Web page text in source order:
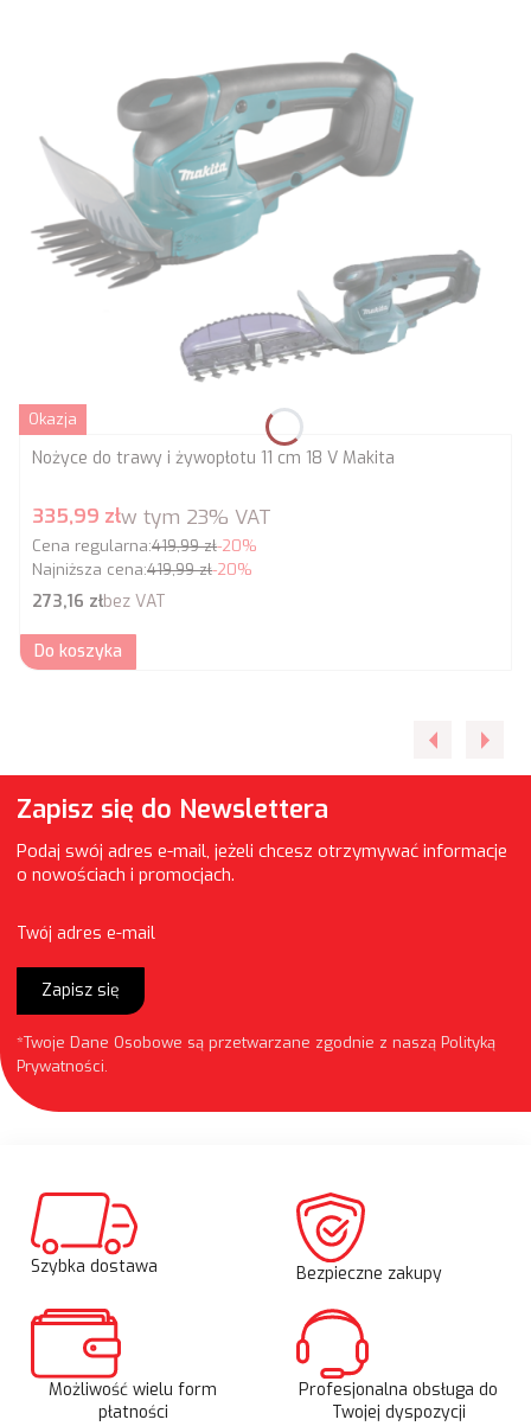
Okazja
Nożyce do trawy i żywopłotu 11 cm 18 V Makita
Cena promocyjna brutto
335,99 złw tym 23% VAT
Cena regularna:419,99 zł-20%
Najniższa cena:419,99 zł-20%
Cena netto
273,16 złbez VAT
Do koszyka
Zapisz się do Newslettera
Podaj swój adres e-mail, jeżeli chcesz otrzymywać informacje
o nowościach i promocjach.
Twój adres e-mail
Zapisz się
*Twoje Dane Osobowe są przetwarzane zgodnie z naszą Polityką
Prywatności.
Szybka dostawa Bezpieczne zakupy
Możliwość wielu form
płatności
Profesjonalna obsługa do
Twojej dyspozycji